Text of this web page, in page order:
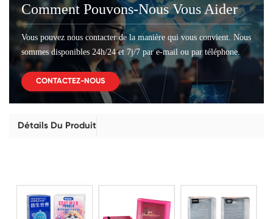
Comment Pouvons-Nous Vous Aider
Vous pouvez nous contacter de la manière qui vous convient. Nous
sommes disponibles 24h/24 et 7j/7 par e-mail ou par téléphone.
CONTACTEZ-NOUS
Détails Du Produit